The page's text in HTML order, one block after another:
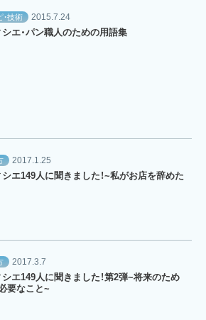
・技術 2015.7.24
エ・パン職人のための用語集
2017.1.25
エ149人に聞きました！~私がお店を辞めた
2017.3.7
エ149人に聞きました！第2弾~将来のため
要なこと~